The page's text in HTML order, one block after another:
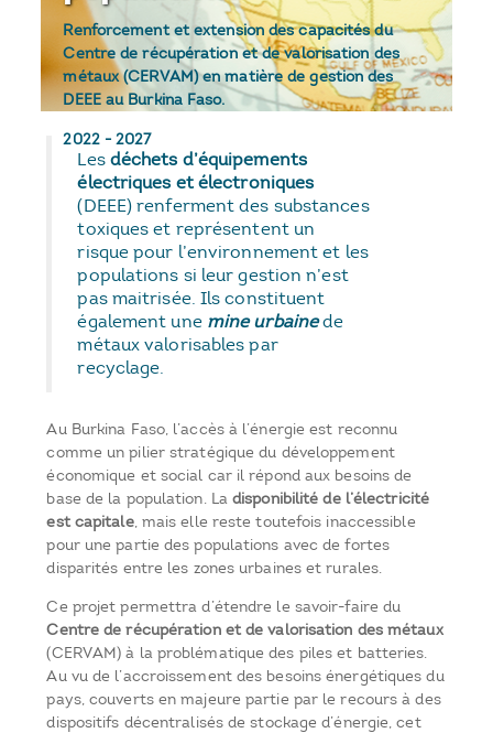
Renforcement et extension des capacités du
Centre de récupération et de valorisation des
métaux (CERVAM) en matière de gestion des
DEEE au Burkina Faso.
2022-2027
Les déchets d’équipements
électriques et électroniques
(DEEE) renferment des substances
toxiques et représentent un
risque pour l’environnement et les
populations si leur gestion n’est
pas maitrisée. Ils constituent
également une mine urbainede
métaux valorisables par
recyclage.
Au Burkina Faso, l’accès à l’énergie est reconnu
comme un pilier stratégique du développement
économique et social car il répond aux besoins de
base de la population. Ladisponibilité de l’électricité
est capitale, mais elle reste toutefois inaccessible
pour une partie des populations avec de fortes
disparités entre les zones urbaines et rurales.
Ce projet permettra d’étendre le savoir-faire du
Centre de récupération et de valorisation des métaux
(CERVAM) à la problématique des piles et batteries.
Au vu de l’accroissement des besoins énergétiques du
pays, couverts en majeure partie par le recours à des
dispositifs décentralisés de stockage d’énergie, cet